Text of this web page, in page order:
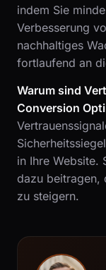
indem Sie
Verbesserung
nachhaltiges
fortlaufend an
Warum sind
Conversion
in Ihre Website.
dazu beitragen,
zu steigern.